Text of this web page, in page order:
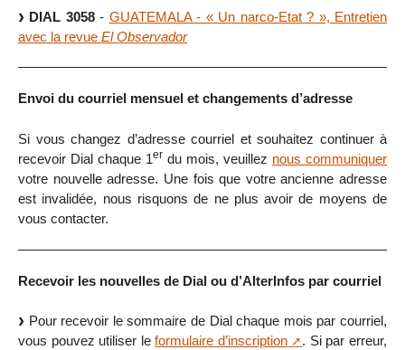
DIAL 3058- GUATEMALA - « Un narco-Etat ? », Entretien
avec la revue El Observador
Envoi du courriel mensuel et changements d’adresse
Si vous changez d’adresse courriel et souhaitez continuer à
recevoir Dial chaque 1er du mois, veuillez nous communiquer
votre nouvelle adresse. Une fois que votre ancienne adresse
est invalidée, nous risquons de ne plus avoir de moyens de
vous contacter.
Recevoir les nouvelles de Dial ou d’AlterInfos par courriel
Pour recevoir le sommaire de Dial chaque mois par courriel,
vous pouvez utiliser leformulaire d’inscription
. Si par erreur,